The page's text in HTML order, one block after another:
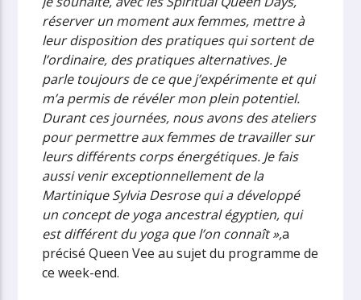
réserver un moment aux femmes, mettre à
leur disposition des pratiques qui sortent de
l’ordinaire, des pratiques alternatives. Je
parle toujours de ce que j’expérimente et qui
m’a permis de révéler mon plein potentiel.
Durant ces journées, nous avons des ateliers
pour permettre aux femmes de travailler sur
leurs différents corps énergétiques. Je fais
aussi venir exceptionnellement de la
Martinique Sylvia Desrose qui a développé
un concept de yoga ancestral égyptien, qui
est différent du yoga que l’on connaît »,a
précisé Queen Vee au sujet du programme de
ce week-end.